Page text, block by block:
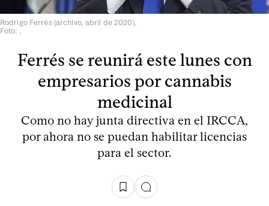
Rodrigo Ferrés (archivo, abril de 2020).
Foto: .
Ferrés se reunirá este lunes con
empresarios por cannabis
medicinal
Como no hay junta directiva en el IRCCA,
por ahora no se puedan habilitar licencias
para el sector.